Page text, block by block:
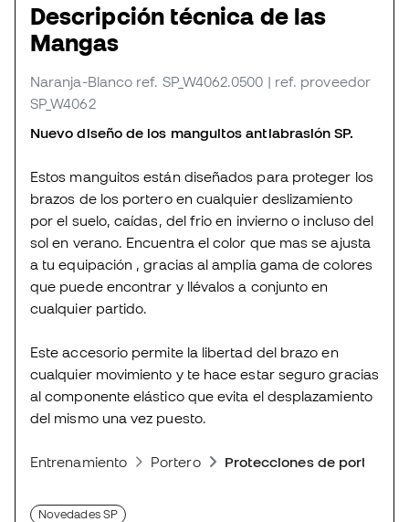
Descripción técnica de las
Mangas
Naranja-Blanco ref. SP_W4062.0500 | ref. proveedor
SP_W4062
Nuevo diseño de los manguitos antiabrasión SP.
Estos manguitos están diseñados para proteger los
brazos de los portero en cualquier deslizamiento
por el suelo, caídas, del frio en invierno o incluso del
sol en verano. Encuentra el color que mas se ajusta
a tu equipación , gracias al amplia gama de colores
que puede encontrar y llévalos a conjunto en
cualquier partido.
Este accesorio permite la libertad del brazo en
cualquier movimiento y te hace estar seguro gracias
al componente elástico que evita el desplazamiento
del mismo una vez puesto.
Entrenamiento Portero Protecciones de portero
Novedades SP